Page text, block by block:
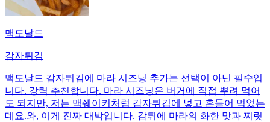
맥도날드
감자튀김
맥도날드 감자튀김에 마라 시즈닝 추가는 선택이 아닌 필수입
니다. 강력 추천합니다. 마라 시즈닝은 버거에 직접 뿌려 먹어
도 되지만, 저는 맥쉐이커처럼 감자튀김에 넣고 흔들어 먹었는
데요. ​와, 이게 진짜 대박입니다. 감튀에 마라의 화한 맛과 찌릿